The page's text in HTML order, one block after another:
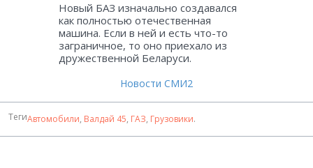
Новый БАЗ изначально создавался
как полностью отечественная
машина. Если в ней и есть что-то
заграничное, то оно приехало из
дружественной Беларуси.
Новости СМИ2
ТегиАвтомобили, Валдай 45, ГАЗ, Грузовики.